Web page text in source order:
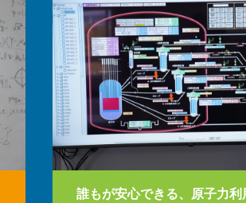
誰もが安心できる、原子力利